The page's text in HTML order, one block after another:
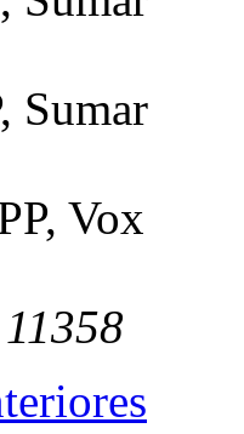
Sumar
Vox
11358